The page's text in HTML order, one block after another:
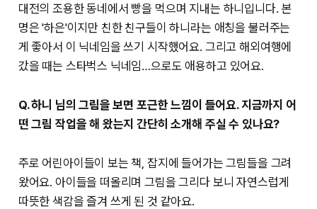
대전의 조용한 동네에서 빵을 먹으며 지내는 하니입니다. 본
명은 '하은'이지만 친한 친구들이 하니라는 애칭을 불러주는
게 좋아서 이 닉네임을 쓰기 시작했어요. 그리고 해외여행에
갔을 때는 스타벅스 닉네임…으로도 애용하고 있어요.
Q. 하니 님의 그림을 보면 포근한 느낌이 들어요. 지금까지 어
떤 그림 작업을 해 왔는지 간단히 소개해 주실 수 있나요?
주로 어린아이들이 보는 책, 잡지에 들어가는 그림들을 그려
왔어요. 아이들을 떠올리며 그림을 그리다 보니 자연스럽게
따뜻한 색감을 즐겨 쓰게 된 것 같아요.